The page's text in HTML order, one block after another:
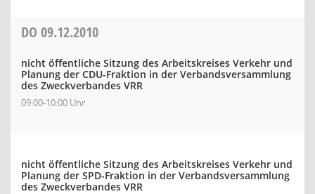
DO 09.12.2010
nicht öffentliche Sitzung des Arbeitskreises Verkehr und
Planung der CDU-Fraktion in der Verbandsversammlung
des Zweckverbandes VRR
09:00-10:00 Uhr
nicht öffentliche Sitzung des Arbeitskreises Verkehr und
Planung der SPD-Fraktion in der Verbandsversammlung
des Zweckverbandes VRR